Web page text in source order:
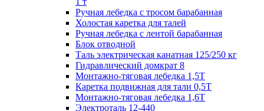
Ручная лебедка с тросом барабанная
Холостая каретка для талей
Ручная лебедка с лентой барабанная
Блок отводной
Таль электрическая канатная 125/250 кг
Гидравлический домкрат 8
Монтажно-тяговая лебедка 1,5Т
Каретка подвижная для тали 0,5Т
Монтажно-тяговая лебедка 1,6Т
Электроталь 12-440